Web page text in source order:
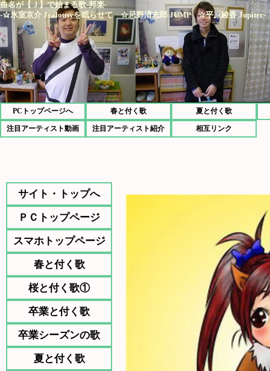
曲名が【Ｊ】で始まる歌-邦楽-
-☆氷室京介 Jealousyを眠らせて ☆忌野清志郎 JUMP ☆平原綾香 Jupiter-
PCトップページへ 春と付く歌 夏と付く歌
注目アーティスト動画 注目アーティスト紹介 相互リンク
サイト・トップへ
ＰＣトップページ
スマホトップページ
春と付く歌
桜と付く歌①
卒業と付く歌
卒業シーズンの歌
夏と付く歌